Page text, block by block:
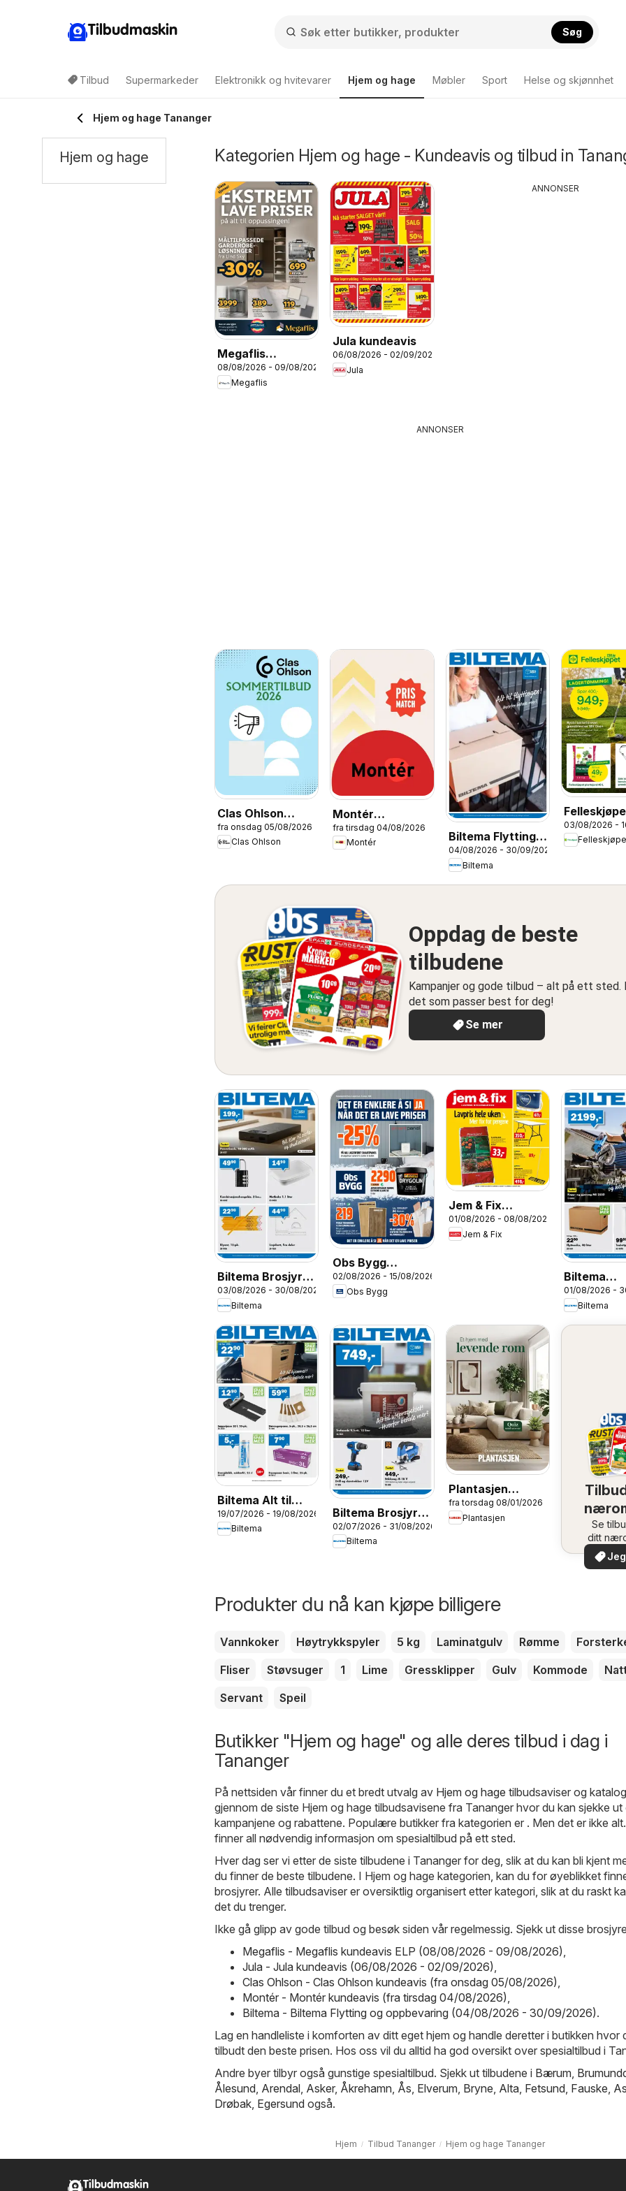
Tilbudmaskin Søg
Tilbud Supermarkeder Elektronikk og hvitevarer Hjem og hage Møbler Sport Helse og skjønnhet
Hjem og hage Tananger
Kategorien Hjem og hage - Kundeavis og tilbud in
Megaflis
kundeavis ELP
08/08/2026 - 09/08/2026
Megaflis
Jula kundeavis
06/08/2026 - 02/09/2026
Jula
ANNONSER
ANNONSER
Clas Ohlson
kundeavis
fra onsdag 05/08/2026
Clas Ohlson
Montér
kundeavis
fra tirsdag 04/08/2026
Montér
Biltema Flytting
og oppbevaring
04/08/2026 - 30/09/2026
Biltema
kundeavis
03/08/2026 -
Oppdag de beste
tilbudene
Kampanjer og gode tilbud – alt på ett sted.
det som passer best for deg!
Se mer
Biltema Brosjyre
Skolestart -
National
03/08/2026 - 30/08/2026
Biltema
Obs Bygg
kundeavis
02/08/2026 - 15/08/2026
Obs Bygg
Jem & Fix
kundeavis
01/08/2026 - 08/08/2026
Jem & Fix
Biltema
August -
01/08/2026 -
Biltema
Biltema Alt til
hverdagen
19/07/2026 - 19/08/2026
Biltema
Biltema Brosjyre
Bygg - National
02/07/2026 - 31/08/2026
Biltema
Plantasjen
kundeavis
fra torsdag 08/01/2026
Plantasjen
Se
ditt
Produkter du nå kan kjøpe billigere
Vannkoker Høytrykkspyler 5 kg Laminatgulv Rømme
Fliser
Støvsuger 1 Lime Gressklipper Gulv Kommode
Servant
Speil
Butikker "Hjem og hage" og alle deres tilbud i dag i
Tananger
På nettsiden vår finner du et bredt utvalg av Hjem og hage tilbudsaviser og
gjennom de siste Hjem og hage tilbudsavisene fra Tananger hvor du kan sjekke ut
kampanjene og rabattene. Populære butikker fra kategorien er . Men det er ikke
finner all nødvendig informasjon om spesialtilbud på ett sted.
Hver dag ser vi etter de siste tilbudene i Tananger for deg, slik at du kan bli kjent
du finner de beste tilbudene. I Hjem og hage kategorien, kan du for øyeblikket
brosjyrer. Alle tilbudsaviser er oversiktlig organisert etter kategori, slik at du raskt
det du trenger.
Ikke gå glipp av gode tilbud og besøk siden vår regelmessig. Sjekk ut disse
Megaflis - Megaflis kundeavis ELP (08/08/2026 - 09/08/2026)
Jula - Jula kundeavis (06/08/2026 - 02/09/2026)
Clas Ohlson - Clas Ohlson kundeavis (fra onsdag 05/08/2026)
Montér - Montér kundeavis (fra tirsdag 04/08/2026)
Biltema - Biltema Flytting og oppbevaring (04/08/2026 - 30/09/2026).
Lag en handleliste i komforten av ditt eget hjem og handle deretter i butikken hvor
tilbudt den beste prisen. Hos oss vil du alltid ha god oversikt over spesialtilbud i
Andre byer tilbyr også gunstige spesialtilbud. Sjekk ut tilbudene i Bærum
Ålesund Arendal Asker, Åkrehamn Ås Elverum Bryne Alta Fetsund Fauske
Drøbak Egersund også.
Hjem Tilbud Tananger Hjem og hage Tananger
Hjem og hage
Tilbudmaskin